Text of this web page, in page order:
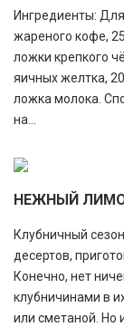
Ингредиенты: Для
жареного кофе,
ложки крепкого
яичных желтка,
ложка молока.
на...
НЕЖНЫЙ
Клубничный
десертов,
Конечно, нет
клубничинами в
или сметаной. Но